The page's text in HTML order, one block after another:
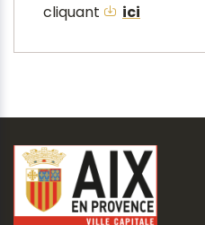
cliquant
ici